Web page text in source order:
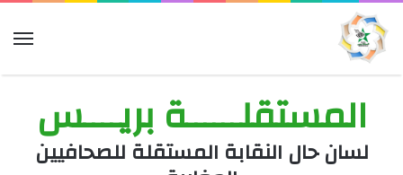
المستقلــــــة بريــــس
لسان حال النقابة المستقلة للصحافيين